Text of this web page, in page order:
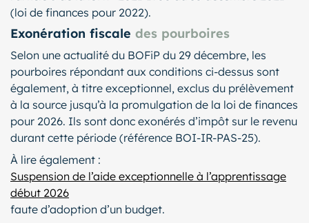
(loi de finances pour 2022).
Exonération fiscale des pourboires
Selon une actualité du BOFiP du 29 décembre, les
pourboires répondant aux conditions ci-dessus sont
également, à titre exceptionnel, exclus du prélèvement
à la source jusqu’à la promulgation de la loi de finances
pour 2026. Ils sont donc exonérés d’impôt sur le revenu
durant cette période (référence BOI-IR-PAS-25).
À lire également :
Suspension de l’aide exceptionnelle à l’apprentissage
début 2026
faute d’adoption d’un budget.